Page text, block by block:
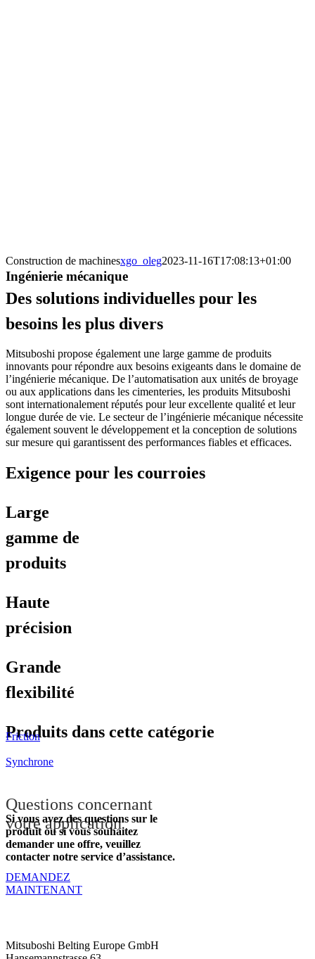
Construction de machinesxgo_oleg2023-11-16T17:08:13+01:00
Ingénierie mécanique
Des solutions individuelles pour les
besoins les plus divers
Mitsuboshi propose également une large gamme de produits
innovants pour répondre aux besoins exigeants dans le domaine de
l’ingénierie mécanique. De l’automatisation aux unités de broyage
ou aux applications dans les cimenteries, les produits Mitsuboshi
sont internationalement réputés pour leur excellente qualité et leur
longue durée de vie. Le secteur de l’ingénierie mécanique nécessite
également souvent le développement et la conception de solutions
sur mesure qui garantissent des performances fiables et efficaces.
Exigence pour les courroies
Large
gamme de
produits
Haute
précision
Grande
flexibilité
Produits dans cette catégorie
Friction
Synchrone
Questions concernant
votre application
Si vous avez des questions sur le
produit ou si vous souhaitez
demander une offre, veuillez
contacter notre service d’assistance.
DEMANDEZ
MAINTENANT
Mitsuboshi Belting Europe GmbH